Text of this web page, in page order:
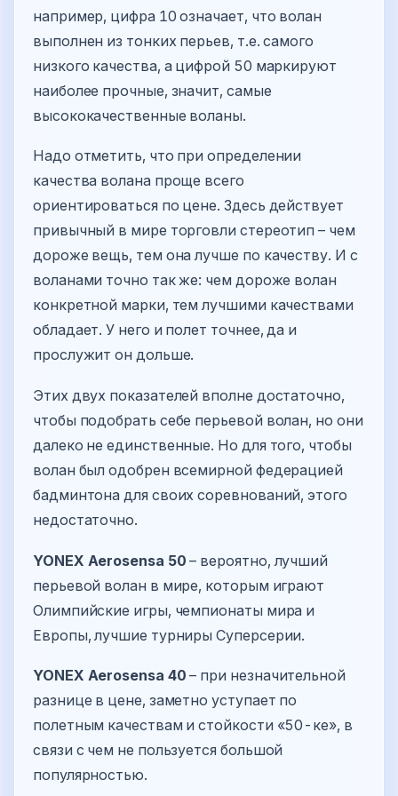
например, цифра 10 означает, что волан
выполнен из тонких перьев, т.е. самого
низкого качества, а цифрой 50 маркируют
наиболее прочные, значит, самые
высококачественные воланы.
Надо отметить, что при определении
качества волана проще всего
ориентироваться по цене. Здесь действует
привычный в мире торговли стереотип – чем
дороже вещь, тем она лучше по качеству. И с
воланами точно так же: чем дороже волан
конкретной марки, тем лучшими качествами
обладает. У него и полет точнее, да и
прослужит он дольше.
Этих двух показателей вполне достаточно,
чтобы подобрать себе перьевой волан, но они
далеко не единственные. Но для того, чтобы
волан был одобрен всемирной федерацией
бадминтона для своих соревнований, этого
недостаточно.
YONEX Aerosensa 50 – вероятно, лучший
перьевой волан в мире, которым играют
Олимпийские игры, чемпионаты мира и
Европы, лучшие турниры Суперсерии.
YONEX Aerosensa 40 – при незначительной
разнице в цене, заметно уступает по
полетным качествам и стойкости «50-ке», в
связи с чем не пользуется большой
популярностью.